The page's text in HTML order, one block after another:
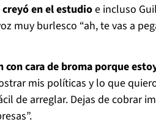
en el estudioe incluso
muy burlesco “ah, te vas a
con cara de broma porque
mis políticas y lo que
de arreglar. Dejas de cobrar